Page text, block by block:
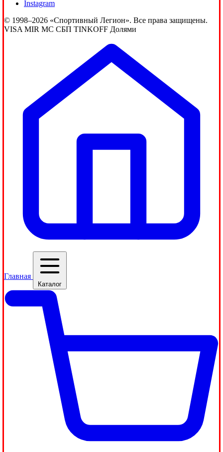
Instagram
© 1998–2026 «Спортивный Легион». Все права защищены.
VISA MIR MC СБП TINKOFF Долями
Главная
Каталог